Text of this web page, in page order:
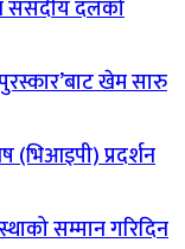
संसदीय दलको
खेम सारु
(भिआइपी) प्रदर्शन
सम्मान गरिदिन